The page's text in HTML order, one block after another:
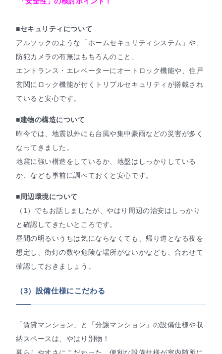
■セキュリティについて
アルソックのような「ホームセキュリティシステム」や、
防犯カメラの有無はもちろんのこと、
エントランス・エレベーターにオートロック機能や、住戸
玄関にロック機能が付くトリプルセキュリティが搭載され
ていると安心です。
■建物の構造について
昨今では、地震以外にも台風や集中豪雨などの災害が多く
なってきました。
地震に強い構造をしているか、地盤はしっかりしている
か、なども事前に調べておくと安心です。
■周辺環境について
（1）でもお話しましたが、やはり周辺の治安はしっかり
と確認してきたいところです。
昼間の明るいうちは気にならなくても、帰り道となる夜を
想定し、街灯の数や危険な場所がないかなども、合わせて
確認しておきましょう。
（3）設備仕様にこだわる
「賃貸マンション」と「分譲マンション」の設備仕様や収
納スペースは、やはり別物！